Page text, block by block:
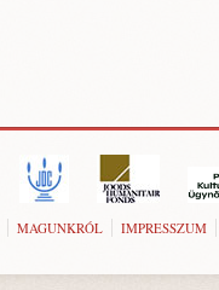
MAGUNKRÓL IMPRESSZUM